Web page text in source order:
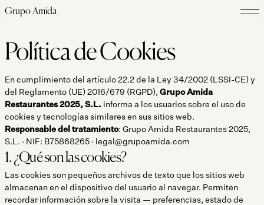
Grupo Amida
Política de Cookies
En cumplimiento del artículo 22.2 de la Ley 34/2002 (LSSI-CE) y
del Reglamento (UE) 2016/679 (RGPD), Grupo Amida
Restaurantes 2025, S.L. informa a los usuarios sobre el uso de
cookies y tecnologías similares en sus sitios web.
Responsable del tratamiento: Grupo Amida Restaurantes 2025,
S.L. · NIF: B75868265 · legal@grupoamida.com
1. ¿Qué son las cookies?
Las cookies son pequeños archivos de texto que los sitios web
almacenan en el dispositivo del usuario al navegar. Permiten
recordar información sobre la visita — preferencias, estado de